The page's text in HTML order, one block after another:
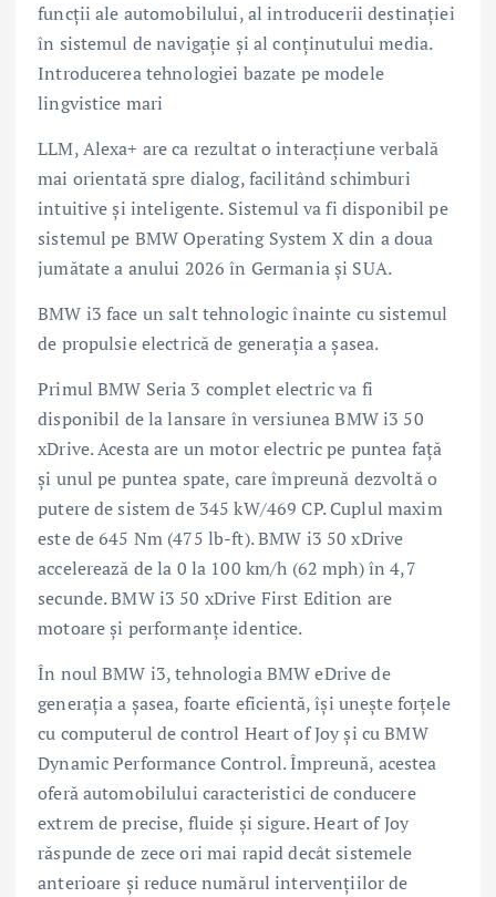
funcții ale automobilului, al introducerii destinației
în sistemul de navigație și al conținutului media.
Introducerea tehnologiei bazate pe modele
lingvistice mari
LLM, Alexa+ are ca rezultat o interacțiune verbală
mai orientată spre dialog, facilitând schimburi
intuitive și inteligente. Sistemul va fi disponibil pe
sistemul pe BMW Operating System X din a doua
jumătate a anului 2026 în Germania şi SUA.
BMW i3 face un salt tehnologic înainte cu sistemul
de propulsie electrică de generația a șasea.
Primul BMW Seria 3 complet electric va fi
disponibil de la lansare în versiunea BMW i3 50
xDrive. Acesta are un motor electric pe puntea față
și unul pe puntea spate, care împreună dezvoltă o
putere de sistem de 345 kW/469 CP. Cuplul maxim
este de 645 Nm (475 lb-ft). BMW i3 50 xDrive
accelerează de la 0 la 100 km/h (62 mph) în 4,7
secunde. BMW i3 50 xDrive First Edition are
motoare și performanțe identice.
În noul BMW i3, tehnologia BMW eDrive de
generația a șasea, foarte eficientă, își unește forțele
cu computerul de control Heart of Joy și cu BMW
Dynamic Performance Control. Împreună, acestea
oferă automobilului caracteristici de conducere
extrem de precise, fluide și sigure. Heart of Joy
răspunde de zece ori mai rapid decât sistemele
anterioare și reduce numărul intervențiilor de